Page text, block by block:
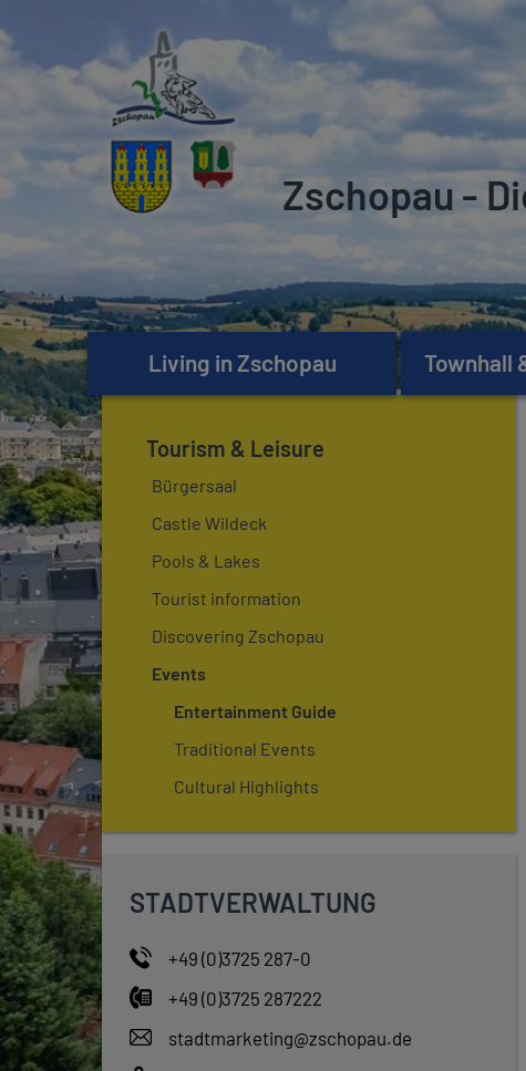
Zschopau -
Living in Zschopau Townhall
Tourism & Leisure
Bürgersaal
Castle Wildeck
Pools & Lakes
Tourist information
Discovering Zschopau
Events
Entertainment Guide
Traditional Events
Cultural Highlights
STADTVERWALTUNG
+49 (0)3725 287-0
+49 (0)3725 287222
stadtmarketing@zschopau.de